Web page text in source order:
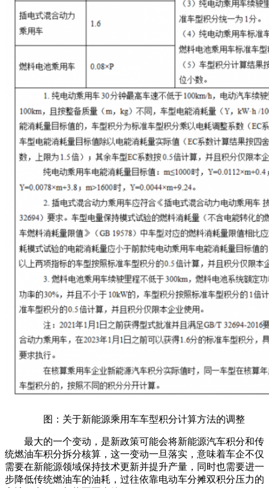
图：关于新能源乘用车车型积分计算方法的调整
最大的一个变动，是新政策可能会将新能源汽车积分和传
统燃油车积分拆分核算，这一变动一旦落实，意味着车企不仅
需要在新能源领域保持技术更新并提升产量，同时也需要进一
步降低传统燃油车的油耗，过往依靠电动车分摊双积分压力的